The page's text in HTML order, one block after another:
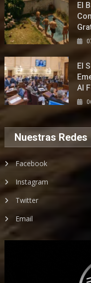
El
El
Al
Nuestras Redes
Facebook
Instagram
Twitter
Email